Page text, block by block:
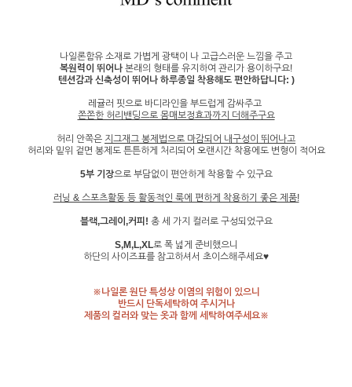
나일론함유 소재로 가볍게 광택이 나 고급스러운 느낌을 주고
복원력이 뛰어나 본래의 형태를 유지하여 관리가 용이하구요!
텐션감과 신축성이 뛰어나 하루종일 착용해도 편안하답니다: )
레귤러 핏으로 바디라인을 부드럽게 감싸주고
쫀쫀한 허리밴딩으로 몸매보정효과까지 더해주구요
허리 안쪽은 지그재그 봉제법으로 마감되어 내구성이 뛰어나고
허리와 밑위 겉면 봉제도 튼튼하게 처리되어 오랜시간 착용에도 변형이 적어요
5부 기장으로 부담없이 편안하게 착용할 수 있구요
러닝 & 스포츠활동 등 활동적인 룩에 편하게 착용하기 좋은 제품!
블랙,그레이,커피! 총 세 가지 컬러로 구성되었구요
S,M,L,XL로 폭 넓게 준비했으니
하단의 사이즈표를 참고하셔서 초이스해주세요♥
※나일론 원단 특성상 이염의 위험이 있으니
반드시 단독세탁하여 주시거나
제품의 컬러와 맞는 옷과 함께 세탁하여주세요※